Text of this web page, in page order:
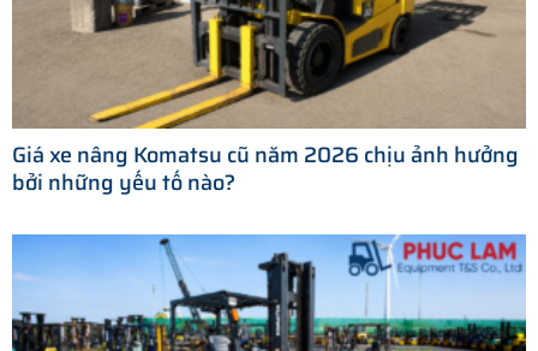
Giá xe nâng Komatsu cũ năm 2026 chịu ảnh hưởng
bởi những yếu tố nào?